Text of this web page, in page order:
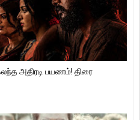
அதிரடி பயணம்! திரை